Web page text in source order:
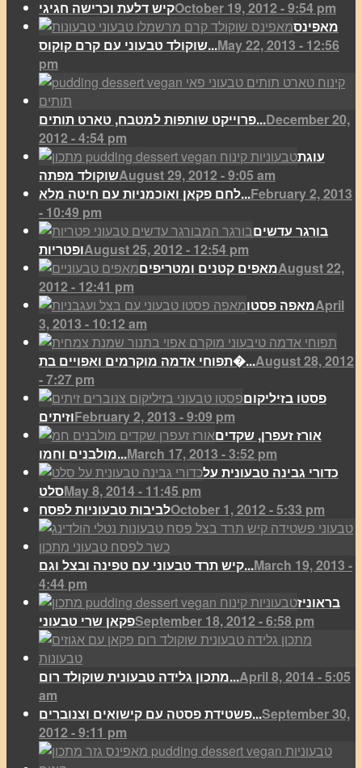
קיש דלעת וכרישה חגיגיOctober 19, 2012 - 9:54 pm
מאפינס
שוקולד טבעוני עם קרם קוקוס...May 22, 2013 - 12:56
pm
פרוייקט שותפות למטבח, טארט תותים...December 20,
2012 - 4:54 pm
עוגת
שוקולד מפתהAugust 29, 2012 - 9:05 am
לחם פקאן ואוכמניות עם חיטה מלא...February 2, 2013
- 10:49 pm
בורגר עדשים
ופטריותAugust 25, 2012 - 12:54 pm
מאפים קטנים ומטריפיםAugust 22,
2012 - 12:41 pm
מאפה פסטוApril
3, 2013 - 10:12 am
תפוחי אדמה מוקרמים ואפויים בת�...August 28, 2012
- 7:27 pm
פסטו בזיליקום
וזיתיםFebruary 2, 2013 - 9:09 pm
אורז זעפרן, שקדים
מולבנים וחמו...March 17, 2013 - 3:52 pm
כדורי גבינה טבעונית על
סלטMay 8, 2014 - 11:45 pm
לביבות טבעוניות לפסחOctober 1, 2012 - 5:33 pm
קיש תרד טבעוני עם טפינה ובצל וגם...March 19, 2013 -
4:44 pm
בראוניז
פקאן שרי טבעוניSeptember 18, 2012 - 6:58 pm
מתכון גלידה טבעונית שוקולד רום...April 8, 2014 - 5:05
am
פשטידת פסטה עם קישואים וצנוברים...September 30,
2012 - 9:11 pm